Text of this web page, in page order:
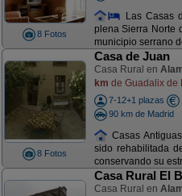
8 Fotos
Las Casas
plena Sierra Norte
municipio serrano
8 Fotos
Casa de Juan
Casa Rural en
km de Guadalix de
7-12+1 plazas
90 km de Madrid
Casas
sido rehabilitada
conservando su
Casa Rural El
Casa Rural en